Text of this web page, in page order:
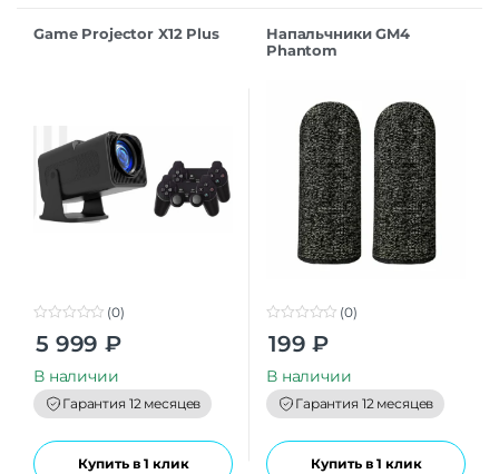
Game Projector X12 Plus
o
t
o
f
5
(0)
5 999 ₽
В наличии
Гарантия 12 месяцев
Купить в 1 клик
Напальчники GM4
Phantom
cots(silver Fiber)
t
o
f
5
(0)
199 ₽
В наличии
Гарантия 12 месяцев
Купить в 1 клик